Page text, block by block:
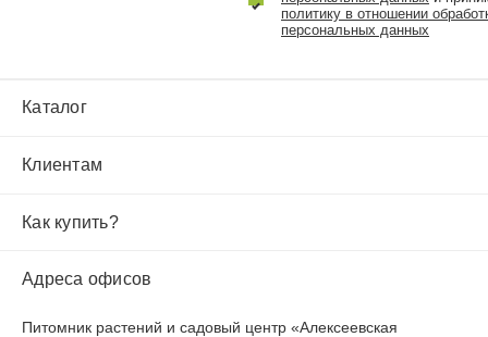
Каталог
Клиентам
Как купить?
Адреса офисов
Питомник растений и садовый центр «Алексеевская
политику в отношении
персональных данных